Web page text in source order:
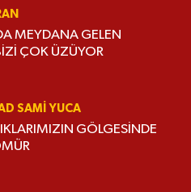
MEYDANA GELEN
ÇOK ÜZÜYOR
SAMI YUCA
GÖLGESİNDE